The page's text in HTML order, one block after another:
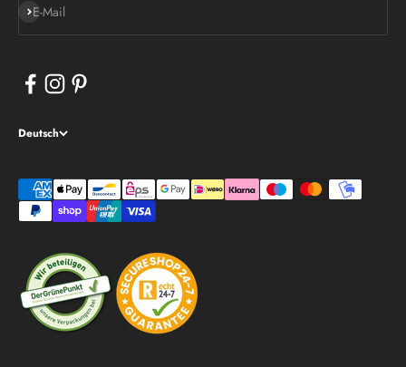
E-Mail
Abonnieren
Deutsch